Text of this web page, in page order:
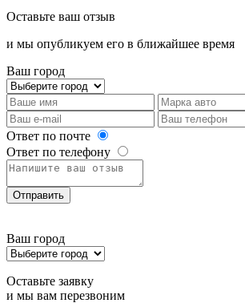
Оставьте ваш отзыв
и мы опубликуем его в ближайшее время
Ваш город
Ответ по почте
Ответ по телефону
Отправить
Ваш город
Оставьте заявку
и мы вам перезвоним